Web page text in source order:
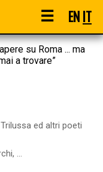
☰ ENIT
su Roma ... ma
a trovare”
ed altri poeti
...